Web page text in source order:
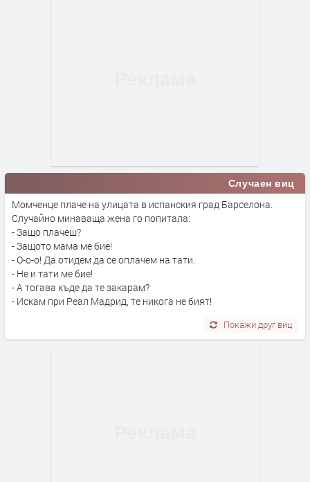
Случаен виц
Момченце плаче на улицата в испанския град Барселона.
Случайно минаваща жена го попитала:
- Защо плачеш?
- Защото мама ме бие!
- О-о-о! Да отидем да се оплачем на тати.
- Не и тати ме бие!
- А тогава къде да те закарам?
- Искам при Реал Мадрид, те никога не бият!
Покажи друг виц